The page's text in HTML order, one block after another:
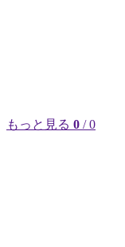
もっと見る 0 / 0